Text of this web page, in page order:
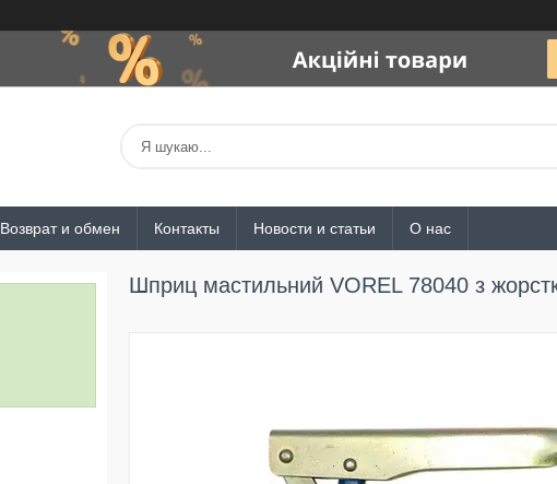
Возврат и обмен Контакты Новости и статьи О нас
Шприц мастильний VOREL 78040 з